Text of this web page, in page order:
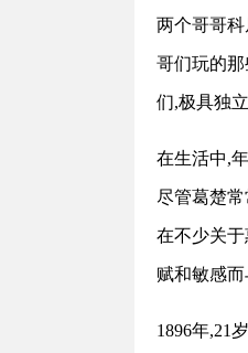
两个哥哥
哥们玩的
们,极具独
在生活中,
尽管葛楚
在不少关于
赋和敏感
1896年,21